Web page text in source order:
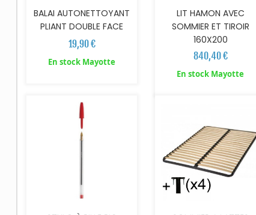
BALAI AUTONETTOYANT
PLIANT DOUBLE FACE
19,90 €
En stock Mayotte
LIT HAMON AVEC
SOMMIER ET TIROIR
160X200
840,40 €
En stock Mayotte
AJOUTER AU PANIER